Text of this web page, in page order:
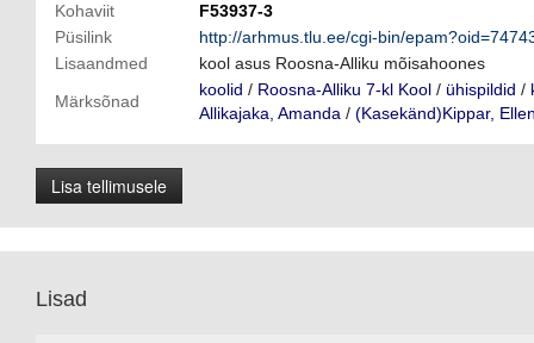
Kohaviit
F53937-3
Püsilink
http://arhmus.tlu.ee/cgi-bin/
Lisaandmed
kool asus Roosna-Alliku mõisahoones
Märksõnad
koolid / Roosna-Alliku 7-kl Kool / ühispildid /
Allikajaka, Amanda / (Kasekänd)Kippar,
Lisa tellimusele
Lisad